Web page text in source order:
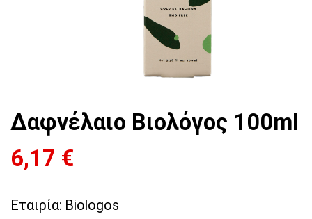
Δαφνέλαιο Βιολόγος 100ml
6,17 €
Εταιρία: Biologos